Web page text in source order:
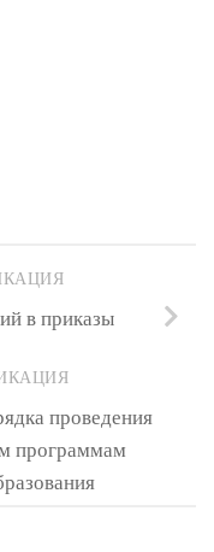
в приказы
проведения
программам